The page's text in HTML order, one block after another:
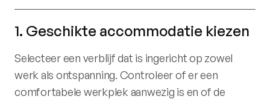
1. Geschikte accommodatie kiezen
Selecteer een verblijf dat is ingericht op zowel
werk als ontspanning. Controleer of er een
comfortabele werkplek aanwezig is en of de